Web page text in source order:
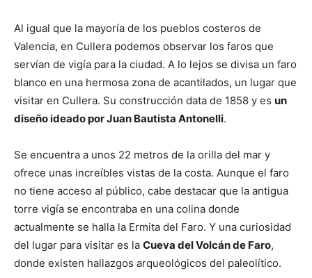
Al igual que la mayoría de los pueblos costeros de
Valencia, en Cullera podemos observar los faros que
servían de vigía para la ciudad. A lo lejos se divisa un faro
blanco en una hermosa zona de acantilados, un lugar que
visitar en Cullera. Su construcción data de 1858 y es un
diseño ideado por Juan Bautista Antonelli.
Se encuentra a unos 22 metros de la orilla del mar y
ofrece unas increíbles vistas de la costa. Aunque el faro
no tiene acceso al público, cabe destacar que la antigua
torre vigía se encontraba en una colina donde
actualmente se halla la Ermita del Faro. Y una curiosidad
del lugar para visitar es la Cueva del Volcán de Faro,
donde existen hallazgos arqueológicos del paleolítico.